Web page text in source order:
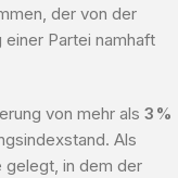
der von der
Partei namhaft
von mehr als 3 %
Als
gelegt, in dem der